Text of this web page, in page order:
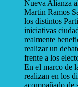
Nueva Alianza
Martin Ramos
los distintos
iniciativas
realmente
realizar un
frente a los
En el marco de
realizan en los
acompañado de